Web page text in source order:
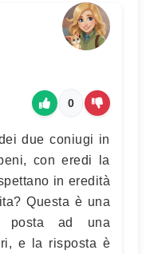
0
due coniugi in
con eredi la
in eredità
Questa è una
posta ad una
e la risposta è